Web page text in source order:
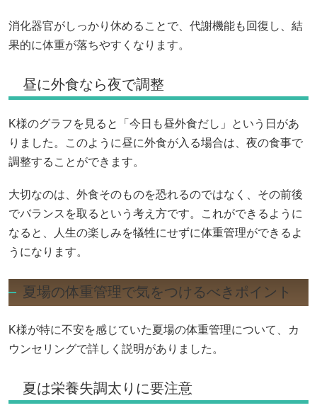
消化器官がしっかり休めることで、代謝機能も回復し、結
果的に体重が落ちやすくなります。
昼に外食なら夜で調整
K様のグラフを見ると「今日も昼外食だし」という日があ
りました。このように昼に外食が入る場合は、夜の食事で
調整することができます。
大切なのは、外食そのものを恐れるのではなく、その前後
でバランスを取るという考え方です。これができるように
なると、人生の楽しみを犠牲にせずに体重管理ができるよ
うになります。
夏場の体重管理で気をつけるべきポイント
K様が特に不安を感じていた夏場の体重管理について、カ
ウンセリングで詳しく説明がありました。
夏は栄養失調太りに要注意